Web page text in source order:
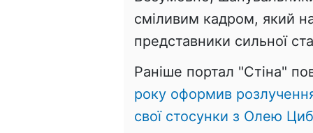
сміливим кадром, який
представники сильної
Раніше портал "Стіна"
року оформив
свої стосунки з Олею